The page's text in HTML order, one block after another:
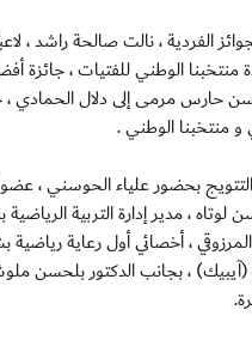
الفردية ، نالت صالحة راشد ،
منتخبنا الوطني للفتيات ، جائزة
حارس مرمى إلى دلال الحمادي ،
منتخبنا الوطني .
بحضور علياء الحوسني ، عضو
، مدير إدارة التربية الرياضية
، أخصائي أول رعاية رياضية
(آيبيك) ، بجانب الدكتور بلحسن